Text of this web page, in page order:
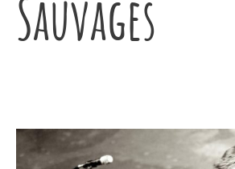
Sauvages